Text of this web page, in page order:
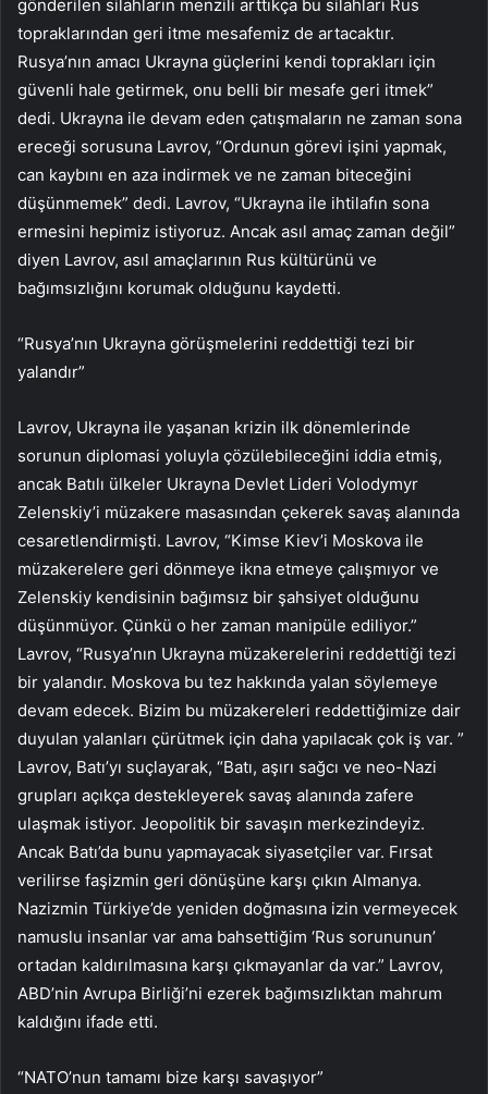
gönderilen silahların menzili arttıkça bu silahları Rus
topraklarından geri itme mesafemiz de artacaktır.
Rusya’nın amacı Ukrayna güçlerini kendi toprakları için
güvenli hale getirmek, onu belli bir mesafe geri itmek”
dedi. Ukrayna ile devam eden çatışmaların ne zaman sona
ereceği sorusuna Lavrov, “Ordunun görevi işini yapmak,
can kaybını en aza indirmek ve ne zaman biteceğini
düşünmemek” dedi. Lavrov, “Ukrayna ile ihtilafın sona
ermesini hepimiz istiyoruz. Ancak asıl amaç zaman değil”
diyen Lavrov, asıl amaçlarının Rus kültürünü ve
bağımsızlığını korumak olduğunu kaydetti.
“Rusya’nın Ukrayna görüşmelerini reddettiği tezi bir
yalandır”
Lavrov, Ukrayna ile yaşanan krizin ilk dönemlerinde
sorunun diplomasi yoluyla çözülebileceğini iddia etmiş,
ancak Batılı ülkeler Ukrayna Devlet Lideri Volodymyr
Zelenskiy’i müzakere masasından çekerek savaş alanında
cesaretlendirmişti. Lavrov, “Kimse Kiev’i Moskova ile
müzakerelere geri dönmeye ikna etmeye çalışmıyor ve
Zelenskiy kendisinin bağımsız bir şahsiyet olduğunu
düşünmüyor. Çünkü o her zaman manipüle ediliyor.”
Lavrov, “Rusya’nın Ukrayna müzakerelerini reddettiği tezi
bir yalandır. Moskova bu tez hakkında yalan söylemeye
devam edecek. Bizim bu müzakereleri reddettiğimize dair
duyulan yalanları çürütmek için daha yapılacak çok iş var. ”
Lavrov, Batı’yı suçlayarak, “Batı, aşırı sağcı ve neo-Nazi
grupları açıkça destekleyerek savaş alanında zafere
ulaşmak istiyor. Jeopolitik bir savaşın merkezindeyiz.
Ancak Batı’da bunu yapmayacak siyasetçiler var. Fırsat
verilirse faşizmin geri dönüşüne karşı çıkın Almanya.
Nazizmin Türkiye’de yeniden doğmasına izin vermeyecek
namuslu insanlar var ama bahsettiğim ‘Rus sorununun’
ortadan kaldırılmasına karşı çıkmayanlar da var.” Lavrov,
ABD’nin Avrupa Birliği’ni ezerek bağımsızlıktan mahrum
kaldığını ifade etti.
“NATO’nun tamamı bize karşı savaşıyor”